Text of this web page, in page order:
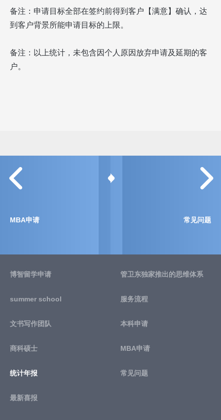
备注：申请目标全部在签约前得到客户【满意】确认，达
到客户背景所能申请目标的上限。
备注：以上统计，未包含因个人原因放弃申请及延期的客
户。
MBA申请 常见问题
博智留学申请 管卫东独家推出的思维体系
summer school 服务流程
文书写作团队 本科申请
商科硕士 MBA申请
统计年报 常见问题
最新喜报